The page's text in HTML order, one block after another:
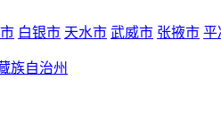
白银市 天水市 武威市 张掖市 平
族自治州